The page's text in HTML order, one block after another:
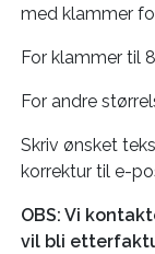
med klammer
For klammer til
For andre
Skriv ønsket
korrektur til e-
OBS: Vi
vil bli